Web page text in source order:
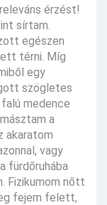
érzést!
sírtam.
egészen
térni. Míg
egy
szögletes
medence
a
akaratom
vagy
fürdőruhába
Fizikumom nőtt
fejem felett,